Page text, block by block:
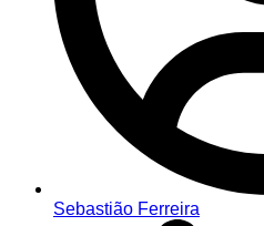
Sebastião Ferreira